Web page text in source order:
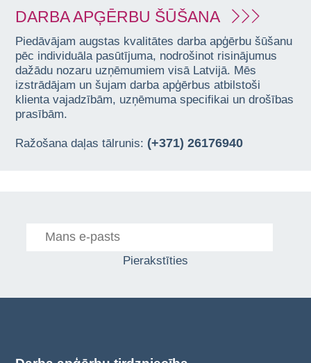
DARBA APĢĒRBU ŠŪŠANA
Piedāvājam augstas kvalitātes darba apģērbu šūšanu
pēc individuāla pasūtījuma, nodrošinot risinājumus
dažādu nozaru uzņēmumiem visā Latvijā. Mēs
izstrādājam un šujam darba apģērbus atbilstoši
klienta vajadzībām, uzņēmuma specifikai un drošības
prasībām.
Ražošana daļas tālrunis: (+371) 26176940
Pierakstīties